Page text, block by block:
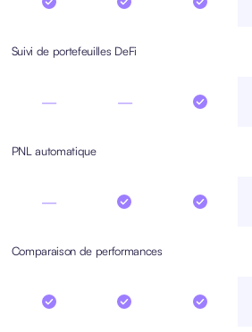
Suivi de portefeuilles DeFi
— —
PNL automatique
—
Comparaison de performances